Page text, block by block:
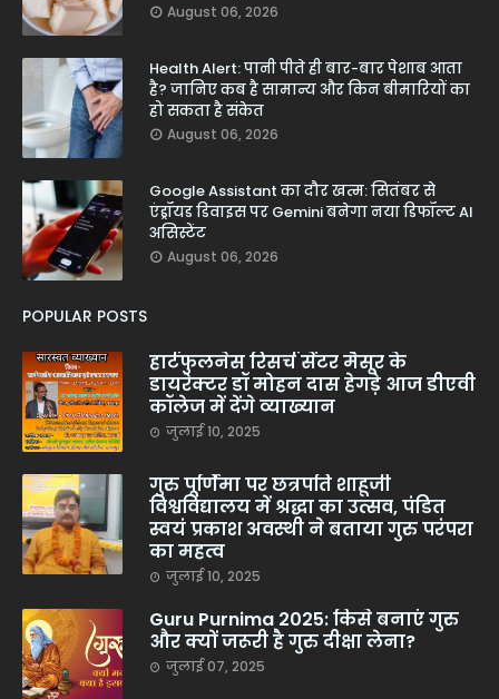
August 06, 2026
Health Alert: पानी पीते ही बार-बार पेशाब आता
है? जानिए कब है सामान्य और किन बीमारियों का
हो सकता है संकेत
August 06, 2026
Google Assistant का दौर खत्म: सितंबर से
एंड्रॉयड डिवाइस पर Gemini बनेगा नया डिफॉल्ट AI
असिस्टेंट
August 06, 2026
POPULAR POSTS
हार्टफुलनेस रिसर्च सेंटर मैसूर के
डायरेक्टर डॉ मोहन दास हेगड़े आज डीएवी
कॉलेज में देंगे व्याख्यान
जुलाई 10, 2025
गुरु पूर्णिमा पर छत्रपति शाहूजी
विश्वविद्यालय में श्रद्धा का उत्सव, पंडित
स्वयं प्रकाश अवस्थी ने बताया गुरु परंपरा
का महत्व
जुलाई 10, 2025
Guru Purnima 2025: किसे बनाएं गुरु
और क्यों जरूरी है गुरु दीक्षा लेना?
जुलाई 07, 2025